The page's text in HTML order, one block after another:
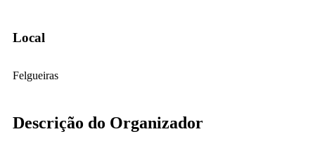
Local
Felgueiras
Descrição do Organizador